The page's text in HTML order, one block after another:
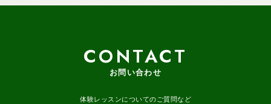
CONTACT
お問い合わせ
体験レッスンについてのご質問など